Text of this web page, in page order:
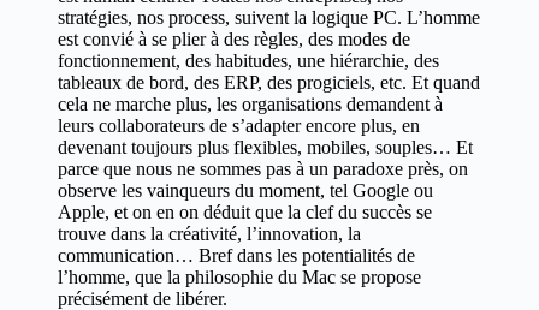
stratégies, nos process, suivent la logique PC. L’homme
est convié à se plier à des règles, des modes de
fonctionnement, des habitudes, une hiérarchie, des
tableaux de bord, des ERP, des progiciels, etc. Et quand
cela ne marche plus, les organisa­tions demandent à
leurs collaborateurs de s’adapter encore plus, en
devenant toujours plus flexibles, mobiles, souples… Et
parce que nous ne sommes pas à un paradoxe près, on
observe les vainqueurs du moment, tel Google ou
Apple, et on en on déduit que la clef du succès se
trouve dans la créativité, l’innovation, la
communication… Bref dans les potentialités de
l’homme, que la philosophie du Mac se propose
précisément de libérer.